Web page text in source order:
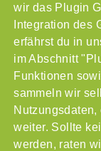
wir das Plugin
Integration des
erfährst du in
im Abschnitt
Funktionen
sammeln wir
weiter. Sollte
werden, raten
StoP
–
Stadtteile
ohne
e.V.
Pinnasberg
27
Intranet
Gefördert
durch